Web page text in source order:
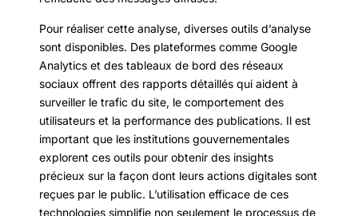
Pour réaliser cette analyse, diverses outils d’analyse
sont disponibles. Des plateformes comme Google
Analytics et des tableaux de bord des réseaux
sociaux offrent des rapports détaillés qui aident à
surveiller le trafic du site, le comportement des
utilisateurs et la performance des publications. Il est
important que les institutions gouvernementales
explorent ces outils pour obtenir des insights
précieux sur la façon dont leurs actions digitales sont
reçues par le public. L’utilisation efficace de ces
technologies simplifie non seulement le processus de